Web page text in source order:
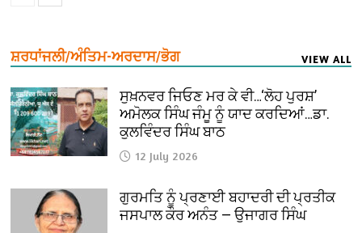
ਸ਼ਰਧਾਂਜਲੀ/ਅੰਤਿਮ-ਅਰਦਾਸ/ਭੋਗ VIEW ALL
ਸੁਖ਼ਨਵਰ ਜਿਓਣ ਮਰ ਕੇ ਵੀ…‘ਲੋਹ ਪੁਰਸ਼’
ਅਮੋਲਕ ਸਿੰਘ ਜੰਮੂ ਨੂੰ ਯਾਦ ਕਰਦਿਆਂ…ਡਾ.
ਕੁਲਵਿੰਦਰ ਸਿੰਘ ਬਾਠ
12 July 2026
ਗੁਰਮਤਿ ਨੂੰ ਪ੍ਰਣਾਈ ਬਹਾਦਰੀ ਦੀ ਪ੍ਰਤੀਕ
ਜਸਪਾਲ ਕੌਰ ਅਨੰਤ — ਉਜਾਗਰ ਸਿੰਘ